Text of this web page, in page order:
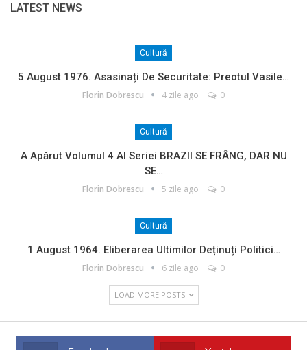
LATEST NEWS
Cultură
5 August 1976. Asasinați De Securitate: Preotul Vasile…
Florin Dobrescu 4 zile ago 0
Cultură
A Apărut Volumul 4 Al Seriei BRAZII SE FRÂNG, DAR NU
SE…
Florin Dobrescu 5 zile ago 0
Cultură
1 August 1964. Eliberarea Ultimilor Deținuți Politici…
Florin Dobrescu 6 zile ago 0
LOAD MORE POSTS